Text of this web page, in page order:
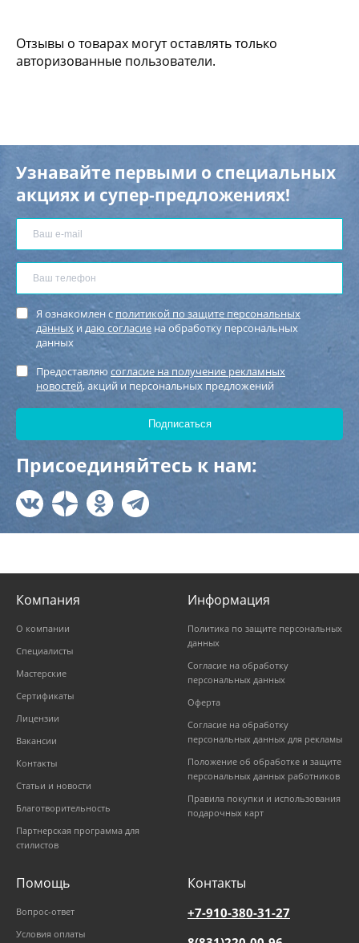
Отзывы о товарах могут оставлять только
авторизованные пользователи.
Узнавайте первыми о специальных
акциях и супер-предложениях!
Я ознакомлен с политикой по защите персональных
данных идаю согласие на обработку персональных
данных
Предоставляю согласие на получение рекламных
новостей, акций и персональных предложений
Присоединяйтесь к нам:
Компания
О компании
Специалисты
Мастерские
Сертификаты
Лицензии
Вакансии
Контакты
Статьи и новости
Благотворительность
Партнерская программа для
стилистов
Информация
Политика по защите персональных
данных
Согласие на обработку
персональных данных
Оферта
Согласие на обработку
персональных данных для рекламы
Положение об обработке и защите
персональных данных работников
Правила покупки и использования
подарочных карт
Помощь
Вопрос-ответ
Условия оплаты
Контакты
+7-910-380-31-27